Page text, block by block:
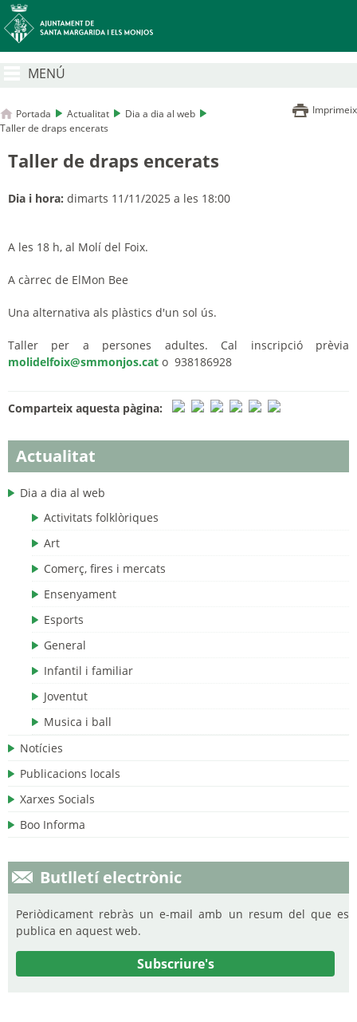
MENÚ
Portada Actualitat
Dia a dia al web
Taller de draps encerats
Imprimeix
Actualitat
Dia a dia al web
Activitats folklòriques
Art
Comerç, fires i mercats
Ensenyament
Esports
General
Infantil i familiar
Joventut
Musica i ball
Notícies
Publicacions locals
Xarxes Socials
Boo Informa
Butlletí electrònic
Periòdicament rebràs un e-mail amb un resum del que es
publica en aquest web.
Subscriure's
Taller de draps encerats
Dia i hora: dimarts 11/11/2025 a les 18:00
A les 18 h, al Molí del Foix.
A càrrec de ElMon Bee
Una alternativa als plàstics d'un sol ús.
Taller per a persones adultes. Cal inscripció prèvia
molidelfoix@smmonjos.cat o 938186928
Comparteix aquesta pàgina: